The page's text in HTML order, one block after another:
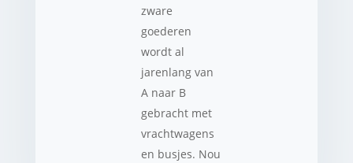
zware
goederen
wordt al
jarenlang van
A naar B
gebracht met
vrachtwagens
en busjes. Nou